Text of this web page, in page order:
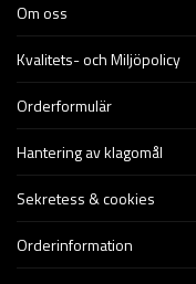
Om oss
Kvalitets- och Miljöpolicy
Orderformulär
Hantering av klagomål
Sekretess & cookies
Orderinformation